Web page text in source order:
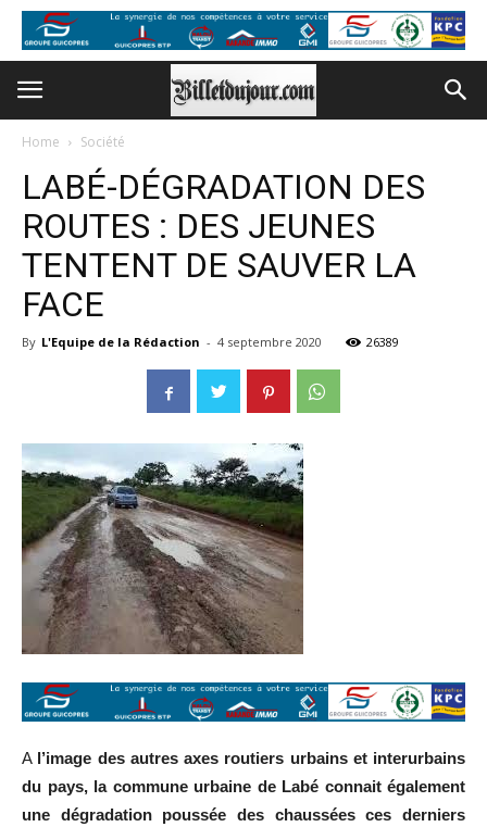
Home Société
LABÉ-DÉGRADATION DES
ROUTES : DES JEUNES
TENTENT DE SAUVER LA
FACE
By L'Equipe de la Rédaction - 4 septembre 2020 26389
A l’image des autres axes routiers urbains et interurbains
du pays, la commune urbaine de Labé connait également
une dégradation poussée des chaussées ces derniers